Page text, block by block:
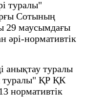
туралы"
Сотының
29 маусымдағы
әрі-нормативтік
анықтау туралы
туралы" ҚР ҚК
нормативтік